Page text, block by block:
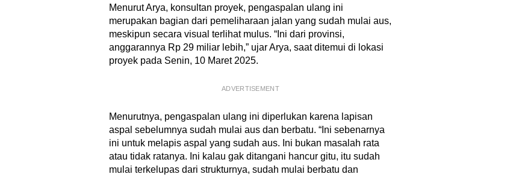
Menurut Arya, konsultan proyek, pengaspalan ulang ini
merupakan bagian dari pemeliharaan jalan yang sudah mulai aus,
meskipun secara visual terlihat mulus. “Ini dari provinsi,
anggarannya Rp 29 miliar lebih,” ujar Arya, saat ditemui di lokasi
proyek pada Senin, 10 Maret 2025.
ADVERTISEMENT
Menurutnya, pengaspalan ulang ini diperlukan karena lapisan
aspal sebelumnya sudah mulai aus dan berbatu. “Ini sebenarnya
ini untuk melapis aspal yang sudah aus. Ini bukan masalah rata
atau tidak ratanya. Ini kalau gak ditangani hancur gitu, itu sudah
mulai terkelupas dari strukturnya, sudah mulai berbatu dan